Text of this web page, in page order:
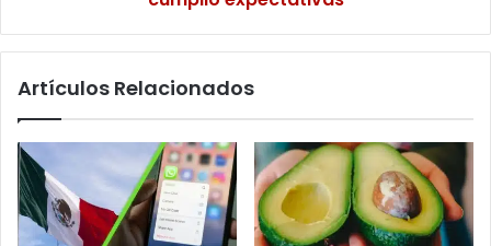
no
expectativas
Artículos Relacionados